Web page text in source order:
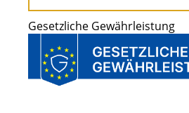
Gesetzliche Gewährleistung